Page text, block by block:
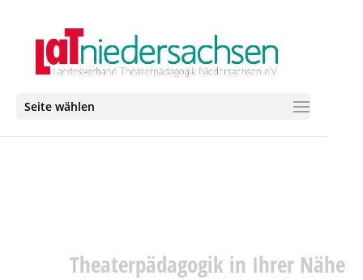
Seite wählen
Theaterpädagogik in Ihrer Nähe